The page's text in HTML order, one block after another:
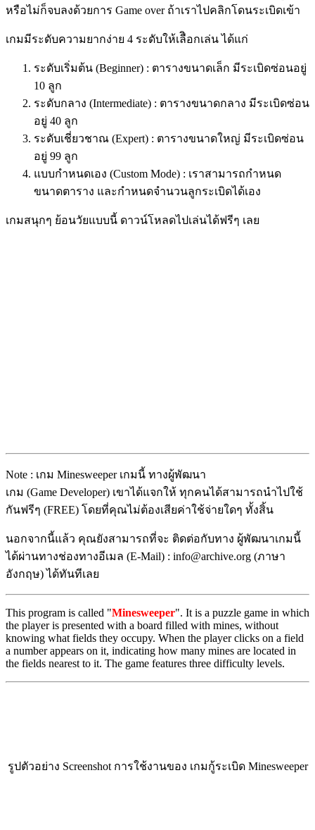
หรือไม่ก็จบลงด้วยการ Game over ถ้าเราไปคลิกโดนระเบิดเข้า
เกมมีระดับความยากง่าย 4 ระดับให้เลืิอกเล่น ได้แก่
ระดับเริ่มต้น (Beginner) : ตารางขนาดเล็ก มีระเบิดซ่อนอยู่
10 ลูก
ระดับกลาง (Intermediate) : ตารางขนาดกลาง มีระเบิดซ่อน
อยู่ 40 ลูก
ระดับเชี่ยวชาณ (Expert) : ตารางขนาดใหญ่ มีระเบิดซ่อน
อยู่ 99 ลูก
แบบกำหนดเอง (Custom Mode) : เราสามารถกำหนด
ขนาดตาราง และกำหนดจำนวนลูกระเบิดได้เอง
เกมสนุกๆ ย้อนวัยแบบนี้ ดาวน์โหลดไปเล่นได้ฟรีๆ เลย
Note : เกม Minesweeper เกมนี้ ทางผู้พัฒนา
เกม (Game Developer) เขาได้แจกให้ ทุกคนได้สามารถนำไปใช้
กันฟรีๆ (FREE) โดยที่คุณไม่ต้องเสียค่าใช้จ่ายใดๆ ทั้งสิ้น
นอกจากนี้แล้ว คุณยังสามารถที่จะ ติดต่อกับทาง ผู้พัฒนาเกมนี้
ได้ผ่านทางช่องทางอีเมล (E-Mail) : info@archive.org (ภาษา
อังกฤษ) ได้ทันทีเลย
This program is called "Minesweeper". It is a puzzle game in which
the player is presented with a board filled with mines, without
knowing what fields they occupy. When the player clicks on a field
a number appears on it, indicating how many mines are located in
the fields nearest to it. The game features three difficulty levels.
รูปตัวอย่าง Screenshot การใช้งานของ เกมกู้ระเบิด Minesweeper